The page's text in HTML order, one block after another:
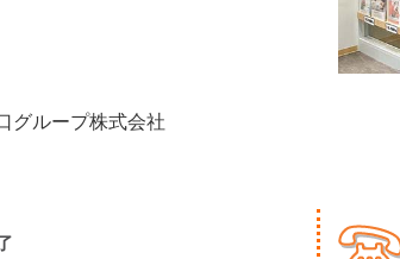
グループ株式会社